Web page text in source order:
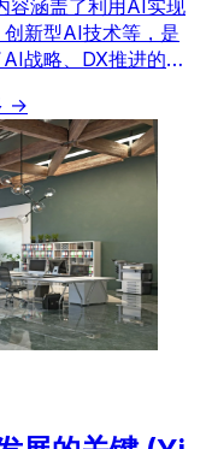
容涵盖了利用AI实现
新型AI技术等，是
战略、DX推进的诸
→